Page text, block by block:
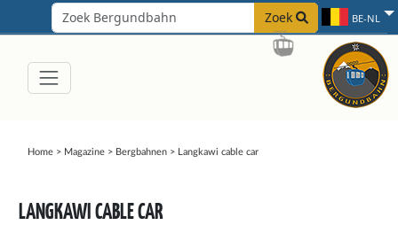
Zoek BE-NL
Home> Magazine> Bergbahnen> Langkawi cable car
LANGKAWI CABLE CAR